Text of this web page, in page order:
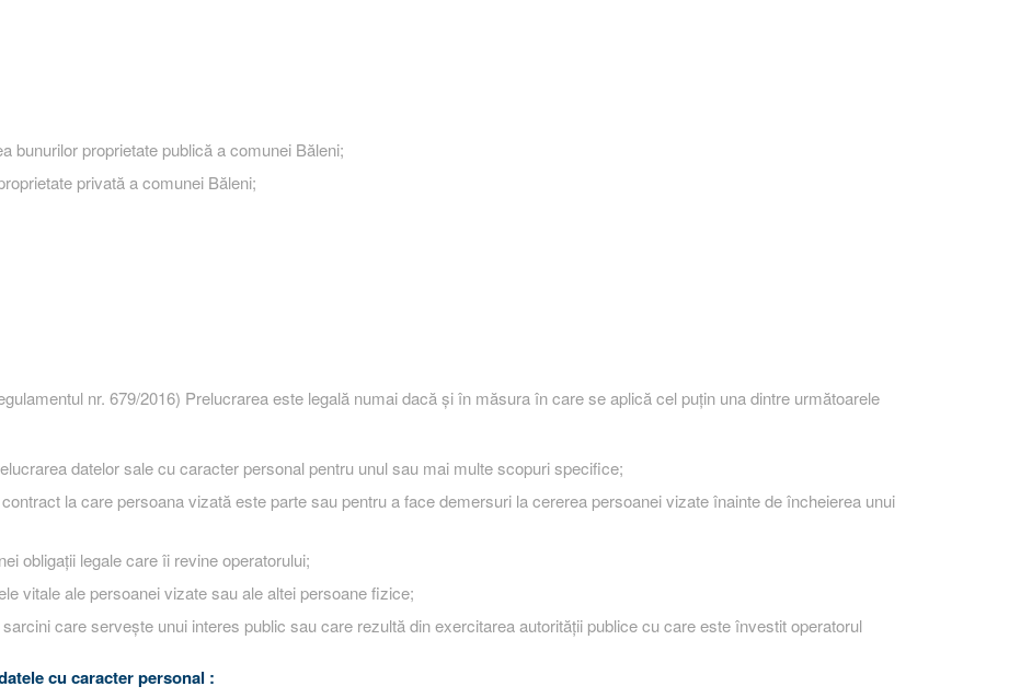
bunurilor proprietate publică a comunei Băleni;
privată a comunei Băleni;
nr. 679/2016) Prelucrarea este legală numai dacă şi în măsura în care se aplică cel puţin una dintre următoarele
datelor sale cu caracter personal pentru unul sau mai multe scopuri specifice;
la care persoana vizată este parte sau pentru a face demersuri la cererea persoanei vizate înainte de încheierea unui
obligaţii legale care îi revine operatorului;
vitale ale persoanei vizate sau ale altei persoane fizice;
care serveşte unui interes public sau care rezultă din exercitarea autorităţii publice cu care este învestit operatorul
cu caracter personal :